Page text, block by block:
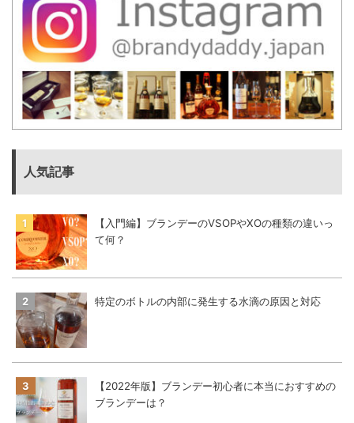
人気記事
【入門編】ブランデーのVSOPやXOの種類の違いっ
て何？
特定のボトルの内部に発生する水滴の原因と対応
【2022年版】ブランデー初心者に本当におすすめの
ブランデーは？